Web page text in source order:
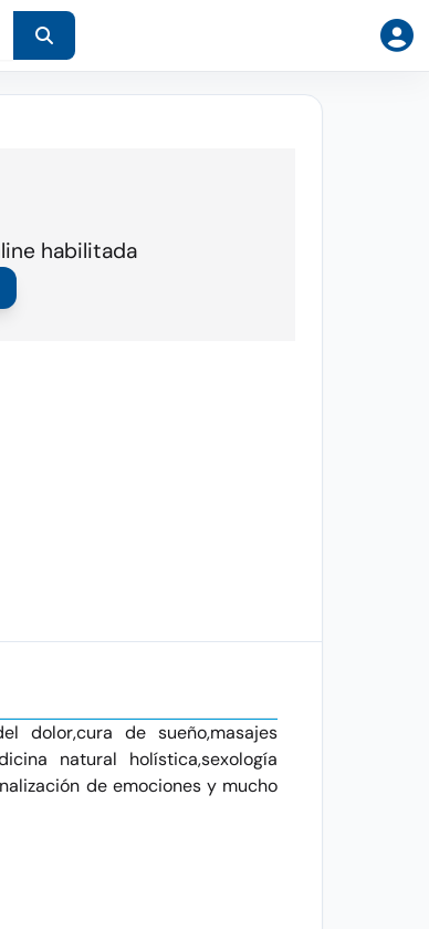
habilitada
dolor,cura de sueño,masajes
natural holística,sexología
de emociones y mucho